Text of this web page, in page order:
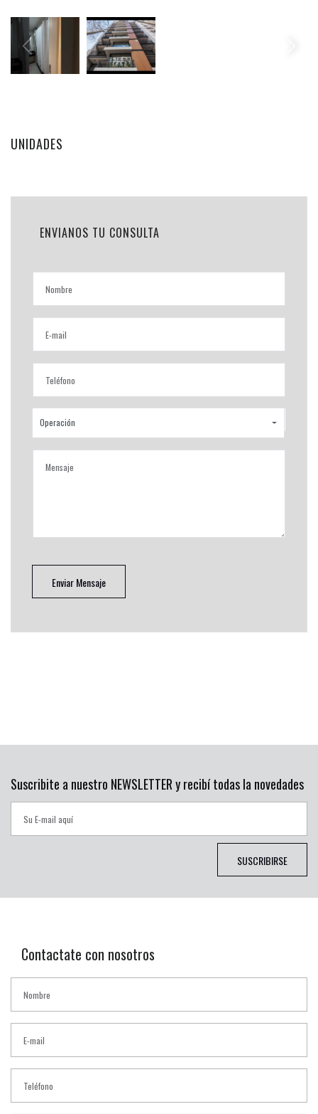
UNIDADES
ENVIANOS TU CONSULTA
Operación
Enviar Mensaje
Suscribite a nuestro NEWSLETTER y recibí todas la novedades
SUSCRIBIRSE
Contactate con nosotros